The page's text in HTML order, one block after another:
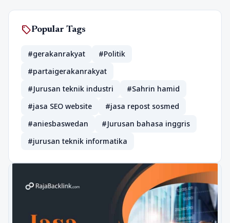
sellPopular Tags
#gerakanrakyat
#Politik
#partaigerakanrakyat
#Jurusan teknik industri
#Sahrin hamid
#jasa SEO website
#jasa repost sosmed
#aniesbaswedan
#Jurusan bahasa inggris
#jurusan teknik informatika